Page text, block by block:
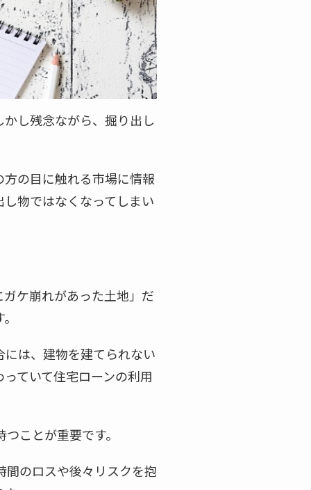
し残念ながら、掘り出し
の目に触れる市場に情報
物ではなくなってしまい
ケ崩れがあった土地」だ
は、建物を建てられない
ていて住宅ローンの利用
ことが重要です。
のロスや後々リスクを抱